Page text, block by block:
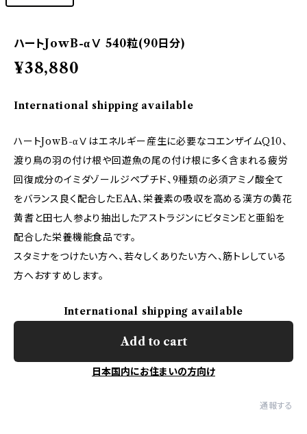
ハートJowB-αⅤ 540粒(90日分)
¥38,880
International shipping available
ハートJowB-αⅤはエネルギー産生に必要なコエンザイムQ10、
渡り鳥の羽の付け根や回遊魚の尾の付け根に多く含まれる疲労
回復成分のイミダゾールジペプチド、9種類の必須アミノ酸全て
をバランス良く配合したEAA、栄養素の吸収を高める漢方の黄花
黄耆と田七人参より抽出したアストラジンにビタミンEと亜鉛を
配合した栄養機能食品です。
スタミナをつけたい方へ、若々しくありたい方へ、筋トレしている
方へおすすめします。
International shipping available
Add to cart
日本国内にお住まいの方向け
通報する